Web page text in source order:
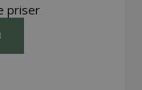
priser